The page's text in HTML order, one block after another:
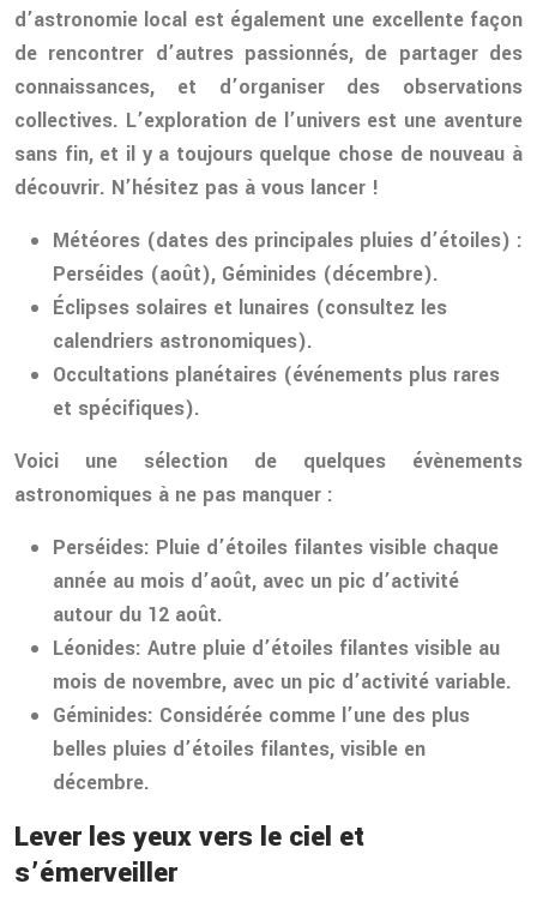
d’astronomie local est également une excellente façon
de rencontrer d’autres passionnés, de partager des
connaissances, et d’organiser des observations
collectives. L’exploration de l’univers est une aventure
sans fin, et il y a toujours quelque chose de nouveau à
découvrir. N’hésitez pas à vous lancer !
Météores (dates des principales pluies d’étoiles) :
Perséides (août), Géminides (décembre).
Éclipses solaires et lunaires (consultez les
calendriers astronomiques).
Occultations planétaires (événements plus rares
et spécifiques).
Voici une sélection de quelques évènements
astronomiques à ne pas manquer :
Perséides: Pluie d’étoiles filantes visible chaque
année au mois d’août, avec un pic d’activité
autour du 12 août.
Léonides: Autre pluie d’étoiles filantes visible au
mois de novembre, avec un pic d’activité variable.
Géminides: Considérée comme l’une des plus
belles pluies d’étoiles filantes, visible en
décembre.
Lever les yeux vers le ciel et
s’émerveiller